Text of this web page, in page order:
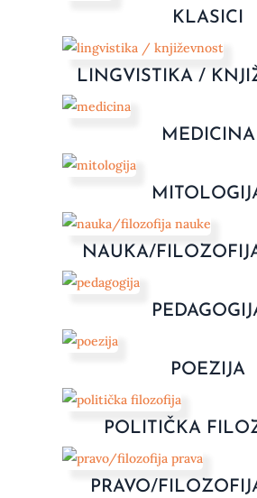
KLASICI
LINGVISTIKA /
MEDICINA
NAUKA/
POEZIJA
POLITIČKA
PRAVO/